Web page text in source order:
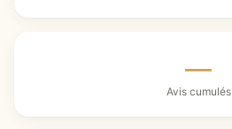
—
Avis cumulés